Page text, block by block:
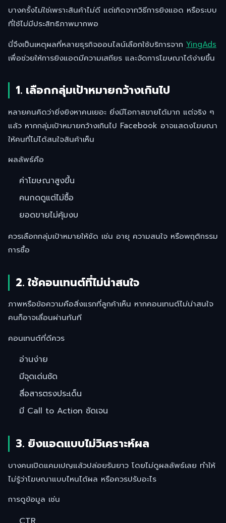
บางครั้งไม่ใช่เพราะสินค้าไม่ดี แต่เกิดจากวิธีการยิงแอด หรือระบบ
ที่ใช้ไม่มีประสิทธิภาพมากพอ
นี่จึงเป็นเหตุผลที่หลายธุรกิจออนไลน์เลือกใช้บริการจาก YingAds
เพื่อช่วยให้การยิงแอดมีความเสถียร และจัดการโฆษณาได้ง่ายขึ้น
1. เลือกกลุ่มเป้าหมายกว้างเกินไป
หลายคนคิดว่ายิ่งยิงหาคนเยอะ ยิ่งมีโอกาสขายได้มาก แต่จริง ๆ
แล้ว หากกลุ่มเป้าหมายกว้างเกินไป Facebook อาจแสดงโฆษณา
ให้คนที่ไม่ได้สนใจสินค้าเห็น
ผลลัพธ์คือ
ค่าโฆษณาสูงขึ้น
คนกดดูแต่ไม่ซื้อ
ยอดขายไม่คุ้มงบ
ควรเลือกกลุ่มเป้าหมายให้ชัด เช่น อายุ ความสนใจ หรือพฤติกรรม
การซื้อ
2. ใช้คอนเทนต์ที่ไม่น่าสนใจ
ภาพหรือข้อความคือสิ่งแรกที่ลูกค้าเห็น หากคอนเทนต์ไม่น่าสนใจ
คนก็อาจเลื่อนผ่านทันที
คอนเทนต์ที่ดีควร
อ่านง่าย
มีจุดเด่นชัด
สื่อสารตรงประเด็น
มี Call to Action ชัดเจน
3. ยิงแอดแบบไม่วิเคราะห์ผล
บางคนเปิดแคมเปญแล้วปล่อยรันยาว โดยไม่ดูผลลัพธ์เลย ทำให้
ไม่รู้ว่าโฆษณาแบบไหนได้ผล หรือควรปรับอะไร
การดูข้อมูล เช่น